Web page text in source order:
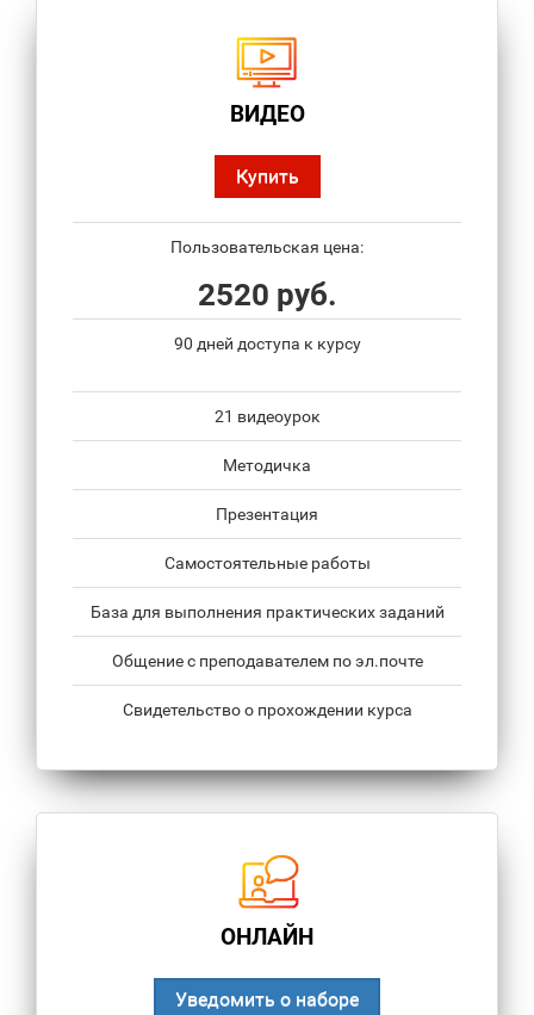
ВИДЕО
Купить
Пользовательская цена:
2520 руб.
90 дней доступа к курсу
21 видеоурок
Методичка
Презентация
Самостоятельные работы
База для выполнения практических заданий
Общение с преподавателем по эл.почте
Свидетельство о прохождении курса
ОНЛАЙН
Уведомить о наборе